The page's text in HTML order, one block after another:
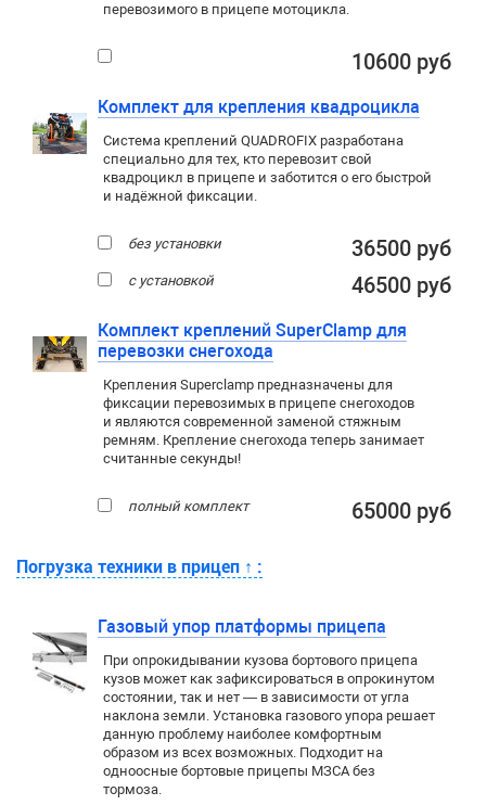
перевозимого в прицепе мотоцикла.
10600 руб
Комплект для крепления квадроцикла
Система креплений QUADROFIX разработана
специально для тех, кто перевозит свой
квадроцикл в прицепе и заботится о его быстрой
и надёжной фиксации.
без установки 36500 руб
с установкой 46500 руб
Комплект креплений SuperClamp для
перевозки снегохода
Крепления Superclamp предназначены для
фиксации перевозимых в прицепе снегоходов
и являются современной заменой стяжным
ремням. Крепление снегохода теперь занимает
считанные секунды!
полный комплект 65000 руб
Погрузка техники в прицеп ↑ :
Газовый упор платформы прицепа
При опрокидывании кузова бортового прицепа
кузов может как зафиксироваться в опрокинутом
состоянии, так и нет — в зависимости от угла
наклона земли. Установка газового упора решает
данную проблему наиболее комфортным
образом из всех возможных. Подходит на
одноосные бортовые прицепы МЗСА без
тормоза.